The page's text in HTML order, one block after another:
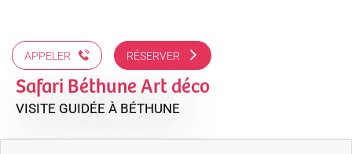
APPELER RÉSERVER
Safari Béthune Art déco
VISITE GUIDÉE À BÉTHUNE